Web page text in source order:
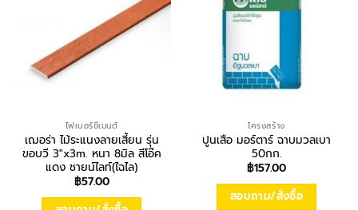
ไฟเบอร์ซีเมนต์
เฌอร่า ไม้ระแนงลายเสี้ยน รุ่น
ขอบวี 3″x3m. หนา 8มิล สีโอ๊ค
แดง ชายน์ไลท์(ไฉไล)
฿57.00
โครงสร้าง
ปูนเสือ มอร์ตาร์ ฉาบมวลเบา
50กก.
฿157.00
สอบถาม/สั่งซื้อ